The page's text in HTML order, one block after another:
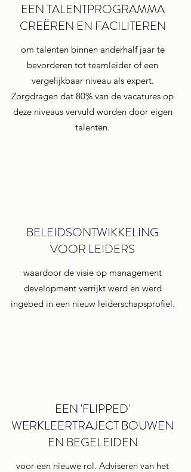
EEN TALENTPROGRAMMA
CREËREN EN FACILITEREN
om talenten binnen anderhalf jaar te
bevorderen tot teamleider of een
vergelijkbaar niveau als expert.
Zorgdragen dat 80% van de vacatures op
deze niveaus vervuld worden door eigen
talenten.
BELEIDSONTWIKKELING
VOOR LEIDERS
waardoor de visie op management
development verrijkt werd en werd
ingebed in een nieuw leiderschapsprofiel.
EEN 'FLIPPED'
WERKLEERTRAJECT BOUWEN
EN BEGELEIDEN
voor een nieuwe rol. Adviseren van het